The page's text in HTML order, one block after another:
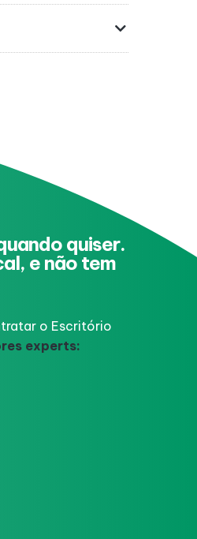
quiser.
e não tem
o Escritório
experts: